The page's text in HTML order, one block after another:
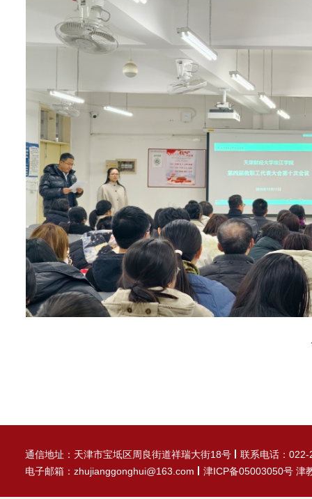
通信地址：天津市宝坻区周良街道祥瑞大街18号
联系电话：
电子邮箱：zhujianggonghui@163.com
津ICP备05003050号 津